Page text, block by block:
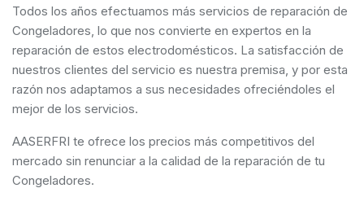
Todos los años efectuamos más servicios de reparación de
Congeladores, lo que nos convierte en expertos en la
reparación de estos electrodomésticos. La satisfacción de
nuestros clientes del servicio es nuestra premisa, y por esta
razón nos adaptamos a sus necesidades ofreciéndoles el
mejor de los servicios.
AASERFRI te ofrece los precios más competitivos del
mercado sin renunciar a la calidad de la reparación de tu
Congeladores.